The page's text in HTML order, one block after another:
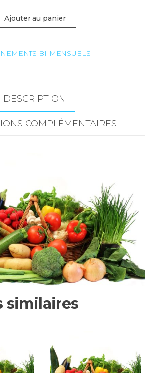
Ajouter au panier
BI-MENSUELS
DESCRIPTION
COMPLÉMENTAIRES
similaires